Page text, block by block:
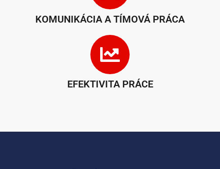
KOMUNIKÁCIA A TÍMOVÁ PRÁCA
EFEKTIVITA PRÁCE